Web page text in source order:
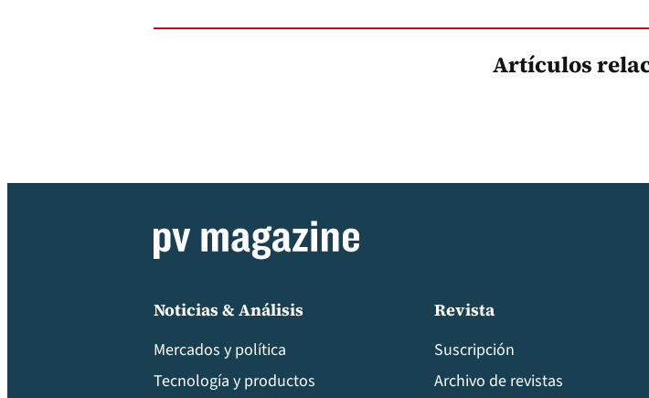
Artículos
Noticias & Análisis
Mercados y política
Tecnología y productos
Revista
Suscripción
Archivo de revistas